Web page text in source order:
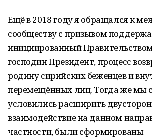
Ещё в 2018 году я обращался к
сообществу с призывом
инициированный
господин Президент, процесс
родину сирийских беженцев и
перемещённых лиц. Тогда же мы
условились расширить
взаимодействие на данном
частности, были сформированы